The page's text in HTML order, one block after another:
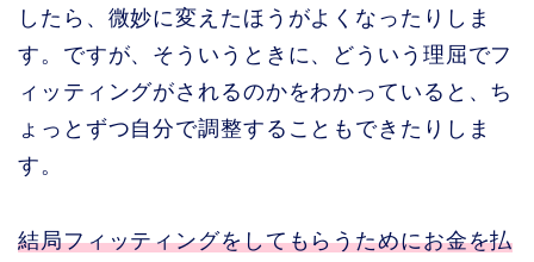
したら、微妙に変えたほうがよくなったりしま
す。ですが、そういうときに、どういう理屈でフ
ィッティングがされるのかをわかっていると、ち
ょっとずつ自分で調整することもできたりしま
す。
結局フィッティングをしてもらうためにお金を払